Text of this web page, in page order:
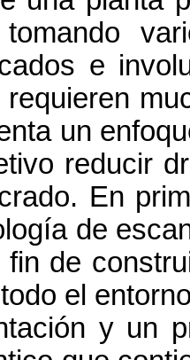
e
un
reducir
En
de
de
el
y un